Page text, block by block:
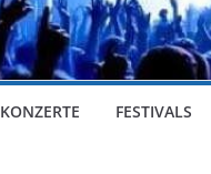
KONZERTE FESTIVALS